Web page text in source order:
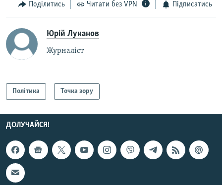
Поділитись Читати без VPN Підписатись
Юрій Луканов
Журналіст
Політика Точка зору
ДОЛУЧАЙСЯ!